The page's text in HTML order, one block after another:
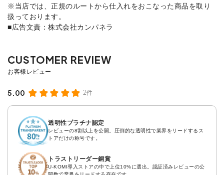
※当店では、正規のルートから仕入れをおこなった商品を取り
扱っております。
■広告文責：株式会社カンパネラ
5.00 2件
透明性プラチナ認定
レビューの8割以上を公開。圧倒的な透明性で業界をリードするス
トアだけの称号です。
トラストリーダー銅賞
U-KOMI導入ストアの中で上位10%に選出。認証済みレビューの公